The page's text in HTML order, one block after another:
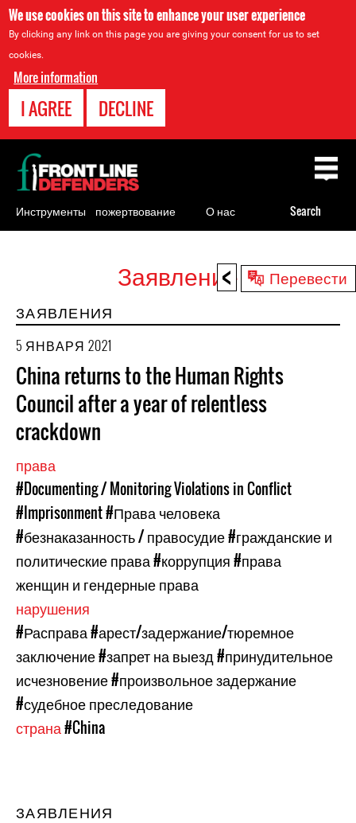
We use cookies on this site to enhance your user experience
By clicking any link on this page you are giving your consent for us to set
cookies.
More information
I AGREE DECLINE
< Перевести
top
Заявление
ЗАЯВЛЕНИЯ
5 ЯНВАРЯ 2021
China returns to the Human Rights
Council after a year of relentless
crackdown
права
#Documenting / Monitoring Violations in Conflict
#Imprisonment#Права человека
#безнаказанность / правосудие#гражданские и
политические права#коррупция#права
женщин и гендерные права
нарушения
#Расправа#арест/задержание/тюремное
заключение#запрет на выезд#принудительное
исчезновение#произвольное задержание
#судебное преследование
страна#China
ЗАЯВЛЕНИЯ
Back
to
top
Инструменты
для
пожертвование О нас Search